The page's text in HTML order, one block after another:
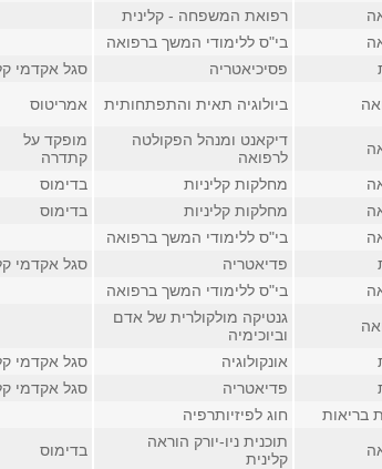
רפואת המשפחה - קלינית
בי"ס ללימודי המשך ברפואה
פסיכיאטריה
סגל אקדמי
ביולוגיה תאית והתפתחותית אמריטוס
דיקאנט ומנהל הפקולטה
לרפואה
מופקד על
קתדרה
מחלקות קליניות בדימוס
מחלקות קליניות
בדימוס
בי"ס ללימודי המשך ברפואה
פדיאטריה
סגל אקדמי
בי"ס ללימודי המשך ברפואה
גנטיקה מולקולרית של אדם
וביוכימיה
אונקולוגיה
סגל אקדמי
פדיאטריה סגל אקדמי
בריאות
חוג לפיזיותרפיה
תוכנית ניו-יורק הוראה
קלינית
בדימוס